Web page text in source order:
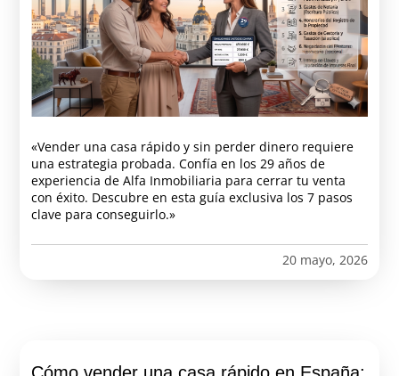
«Vender una casa rápido y sin perder dinero requiere
una estrategia probada. Confía en los 29 años de
experiencia de Alfa Inmobiliaria para cerrar tu venta
con éxito. Descubre en esta guía exclusiva los 7 pasos
clave para conseguirlo.»
20 mayo, 2026